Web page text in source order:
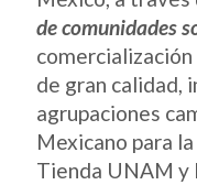
de comunidades
de gran calidad,
agrupaciones
Mexicano para
Tienda UNAM y